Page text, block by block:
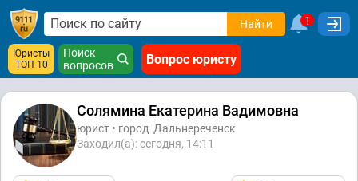
Найти 1
Юристы
ТОП-10
Поиск
вопросов
Вопрос юристу
Солямина Екатерина Вадимовна
юрист • город Дальнереченск
Заходил(а): сегодня, 14:11